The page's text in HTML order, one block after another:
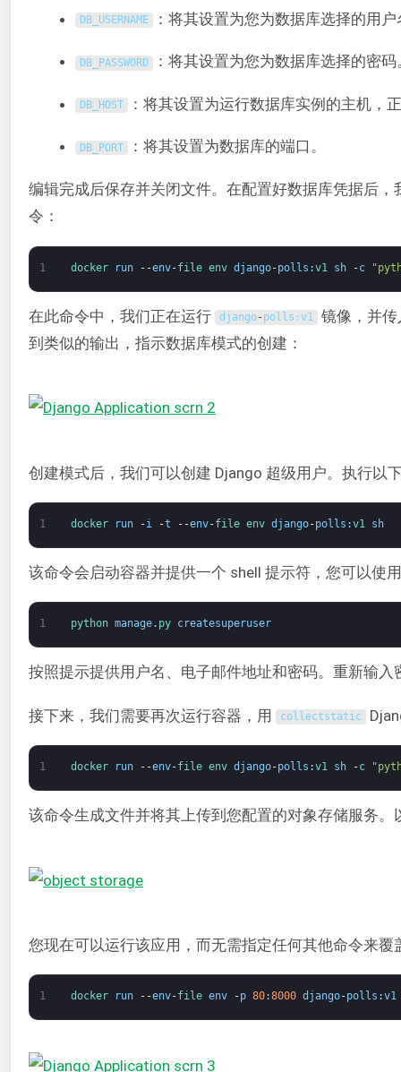
DB_USERNAME ：将其设置为您为数据库选择的用户
DB_PASSWORD ：将其设置为您为数据库选择的密码
DB_HOST ：将其设置为运行数据库实例的主机，
DB_PORT ：将其设置为数据库的端口。
编辑完成后保存并关闭文件。在配置好数据库凭据后
令：
1 docker run --env-file env django-polls :v1 sh -c
在此命令中，我们正在运行 django- polls :v1 镜像，并
到类似的输出，指示数据库模式的创建：
创建模式后，我们可以创建 Django 超级用户。执行以
1 docker run -i -t --env-file env django-polls :v1 sh
该命令会启动容器并提供一个 shell 提示符，您可以使
1 python manage. py createsuperuser
按照提示提供用户名、电子邮件地址和密码。重新输
接下来，我们需要再次运行容器，用 collectstatic
1 docker run --env-file env django-polls :v1 sh -c
该命令生成文件并将其上传到您配置的对象存储服务。
您现在可以运行该应用，而无需指定任何其他命令来覆
1 docker run --env-file env -p 80:8000 django-polls :v1